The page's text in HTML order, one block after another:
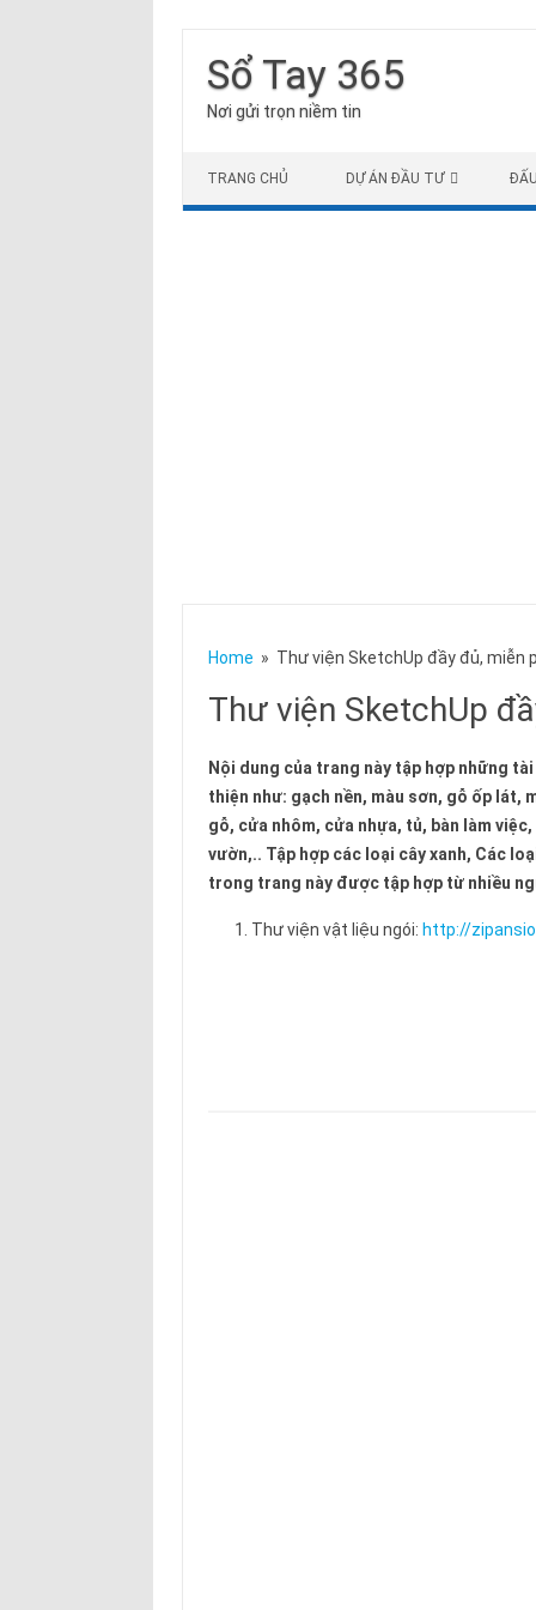
Sổ Tay 365
Nơi gửi trọn niềm tin
TRANG CHỦ DỰ ÁN ĐẦU TƯ
Home » Thư viện SketchUp đầy đủ, miễn
Thư viện SketchUp
Nội dung của trang này tập hợp những
thiện như: gạch nền, màu sơn, gỗ ốp lát,
gỗ, cửa nhôm, cửa nhựa, tủ, bàn làm
vườn,.. Tập hợp các loại cây xanh, Các
trong trang này được tập hợp từ nhiều
Thư viện vật liệu ngói: http://